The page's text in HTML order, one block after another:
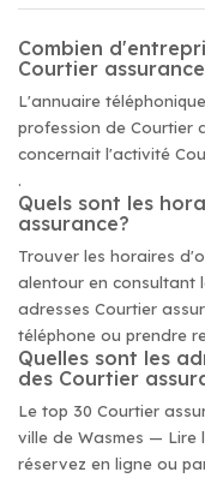
Combien
Courtier
L'annuaire
profession de Courtier
concernait l'activité
.
Quels sont les
assurance?
Trouver les horaires
alentour en consultant
adresses Courtier
téléphone ou prendre
Quelles sont les
des Courtier
Le top 30 Courtier
ville de Wasmes — Lire
réservez en ligne ou